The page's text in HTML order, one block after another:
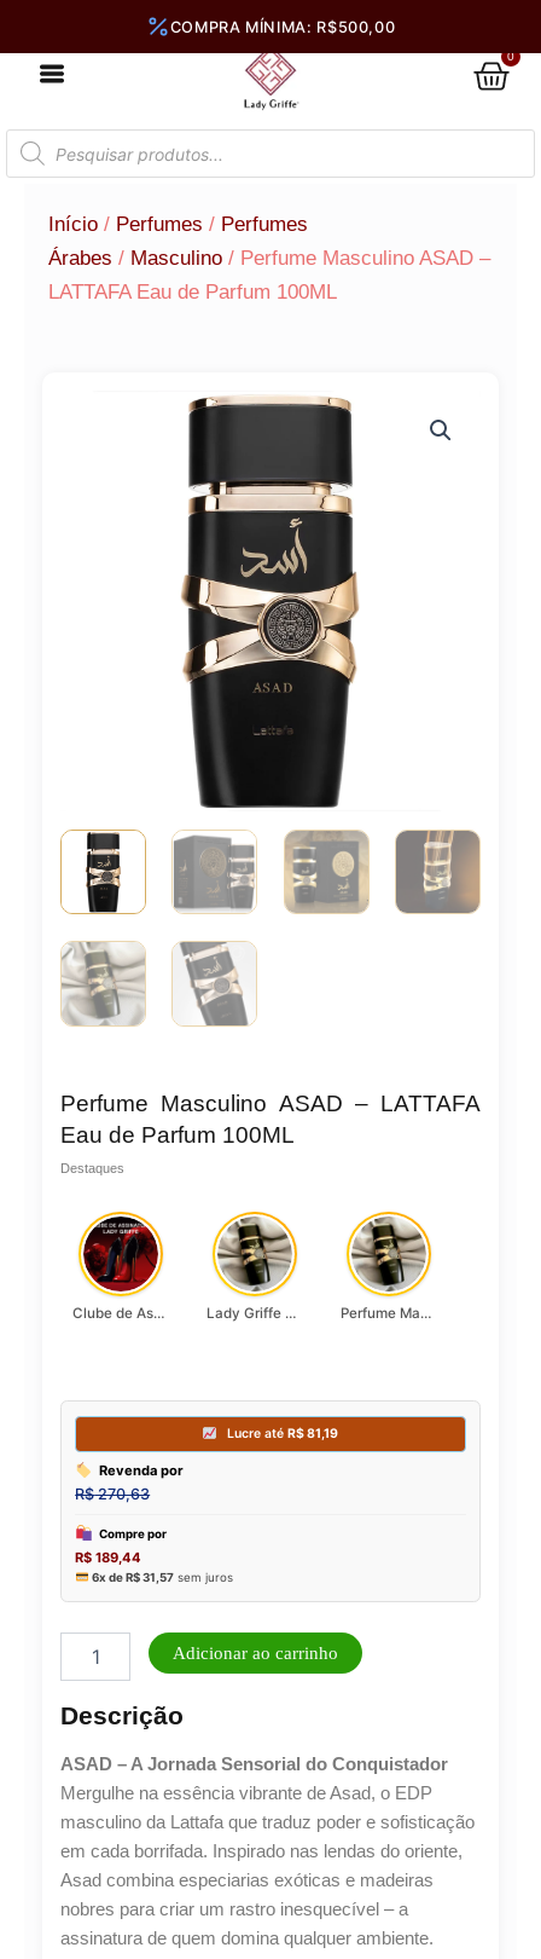
0
Pesquisar
produtos
Início / Perfumes / Perfumes
Árabes / Masculino / Perfume Masculino ASAD –
LATTAFA Eau de Parfum 100ML
Perfume Masculino ASAD – LATTAFA
Eau de Parfum 100ML
Destaques
Clube de Assinatura Lady Griffe Lady Griffe Luxo Acessível | Perfume Asad Perfume Masculino ASAD – LATTAFA Eau de Parfum 100ML
Masculino
-
Eau
de
quantidade
Adicionar ao carrinho
Descrição
ASAD – A Jornada Sensorial do Conquistador
Mergulhe na essência vibrante de Asad, o EDP
masculino da Lattafa que traduz poder e sofisticação
em cada borrifada. Inspirado nas lendas do oriente,
Asad combina especiarias exóticas e madeiras
nobres para criar um rastro inesquecível – a
assinatura de quem domina qualquer ambiente.